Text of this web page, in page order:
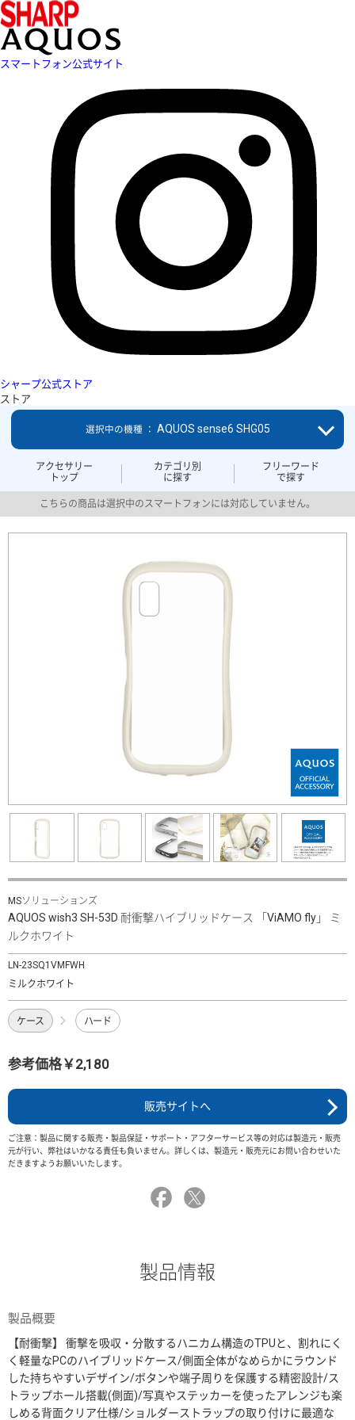
スマートフォン公式サイト
シャープ公式ストア
ストア
アクセサリー
トップ
カテゴリ別
に探す
フリーワード
で探す
選択中の機種 ： AQUOS sense6 SHG05
こちらの商品は選択中のスマートフォンには対応していません。
MSソリューションズ
AQUOS wish3 SH-53D 耐衝撃ハイブリッドケース 「ViAMO fly」 ミ
ルクホワイト
LN-23SQ1VMFWH
ミルクホワイト
ケース ハード
参考価格￥2,180
販売サイトへ
ご注意：製品に関する販売・製品保証・サポート・アフターサービス等の対応は製造元・販売
元が行い、弊社はいかなる責任も負いません。詳しくは、製造元・販売元にお問い合わせいた
だきますようお願いいたします。
製品情報
製品概要
【耐衝撃】 衝撃を吸収・分散するハニカム構造のTPUと、割れにく
く軽量なPCのハイブリッドケース/側面全体がなめらかにラウンド
した持ちやすいデザイン/ボタンや端子周りを保護する精密設計/ス
トラップホール搭載(側面)/写真やステッカーを使ったアレンジも楽
しめる背面クリア仕様/ショルダーストラップの取り付けに最適な